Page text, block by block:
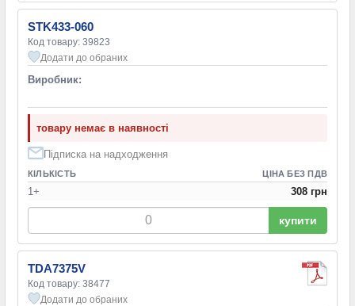
STK433-060
Код товару: 39823
Додати до обраних
Виробник:
товару немає в наявності
Підписка на надходження
КІЛЬКІСТЬ ЦІНА БЕЗ ПДВ
1+ 308 грн
купити
TDA7375V
Код товару: 38477
Додати до обраних